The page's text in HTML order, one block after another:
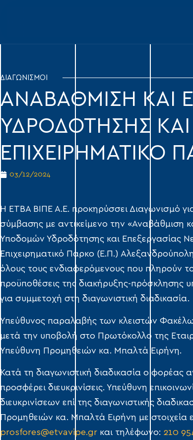
ΔΙΑΓΩΝΙΣΜΟΙ
ΑΝΑΒΑΘΜΙΣΗ ΚΑΙ
ΥΔΡΟΔΟΤΗΣΗΣ
ΕΠΙΧΕΙΡΗΜΑΤΙΚΟ
03/12/2024
Η ΕΤΒΑ ΒΙΠΕ Α.Ε. προκηρύσσει Διαγωνισμό
σύμβασης με αντικείμενο την «Αναβάθμιση
Υποδομών Υδροδότησης και Επεξεργασίας
Επιχειρηματικό Πάρκο (Ε.Π.)
όλους τους ενδιαφερόμενους που πληρούν
προϋποθέσεις της διακήρυξης-πρόσκλησης
για συμμετοχή στη διαγωνιστική διαδικασία.
Υπεύθυνος παραλαβής των κλειστών
μετά την υποβολή στο Πρωτόκολλο της
Υπεύθυνη Προμηθειών κα. Μπαλτά Ειρήνη.
Κατά τη διαγωνιστική διαδικασία ο φορέας
προσφέρει διευκρινίσεις. Υπεύθυνη
διευκρινίσεων επί της διαγωνιστικής
Προμηθειών κα. Μπαλτά Ειρήνη με στοιχεία
prosfores@etvavipe.gr και τηλέφωνο: 210